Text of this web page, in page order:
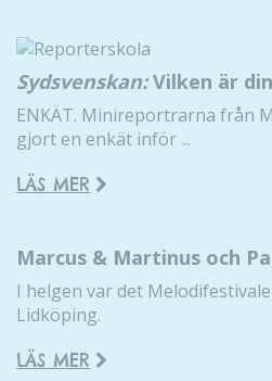
Sydsvenskan:Vilken är
ENKÄT. Minireportrarna från
gjort en enkät inför ...
LÄS MER
Marcus & Martinus och
I helgen var det
Lidköping.
LÄS MER